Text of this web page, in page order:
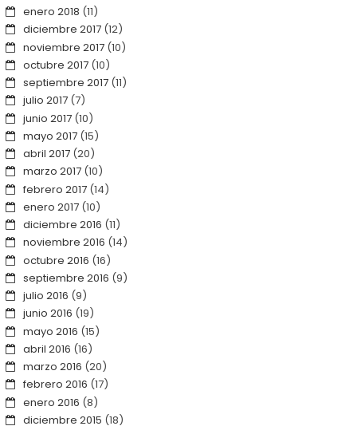
enero 2018 (11)
diciembre 2017(12)
noviembre 2017(10)
octubre 2017(10)
septiembre 2017(11)
julio 2017(7)
junio 2017(10)
mayo 2017(15)
abril 2017(20)
marzo 2017(10)
febrero 2017(14)
enero 2017(10)
diciembre 2016 (11)
noviembre 2016 (14)
octubre 2016 (16)
septiembre 2016 (9)
julio 2016 (9)
junio 2016 (19)
mayo 2016 (15)
abril 2016 (16)
marzo 2016 (20)
febrero 2016 (17)
enero 2016 (8)
diciembre 2015 (18)